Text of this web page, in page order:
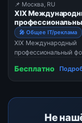
📌 Москва, RU
XIX
форум для proAV-
специалистов -
программа,
площадка и цены
участие
🎤 Общее IT/реклама
XIX Международный
профессиональный
специалистов - место
проведения события,
спикеры, место и
Организатор
Бесплатно
Не